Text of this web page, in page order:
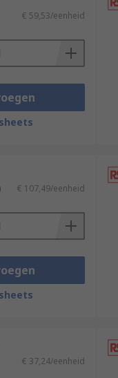
€ 59,53/eenheid
€ 107,49/eenheid
€ 37,24/eenheid